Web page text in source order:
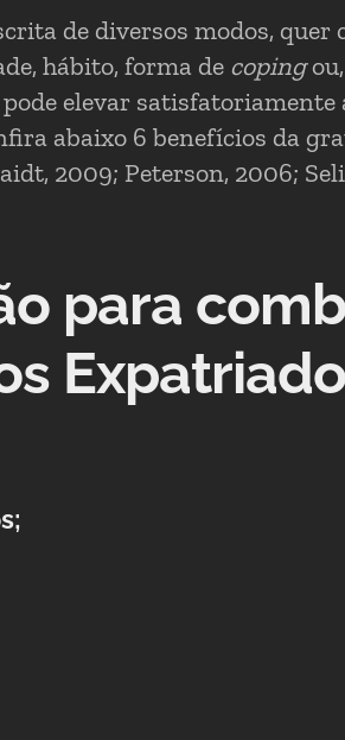
de diversos modos, quer
hábito, forma de coping
elevar satisfatoriamente
abaixo 6 benefícios da
2009; Peterson, 2006;
para